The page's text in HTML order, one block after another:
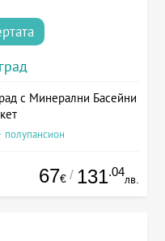
с Минерални Басейни
67€ / 131.04
лв.